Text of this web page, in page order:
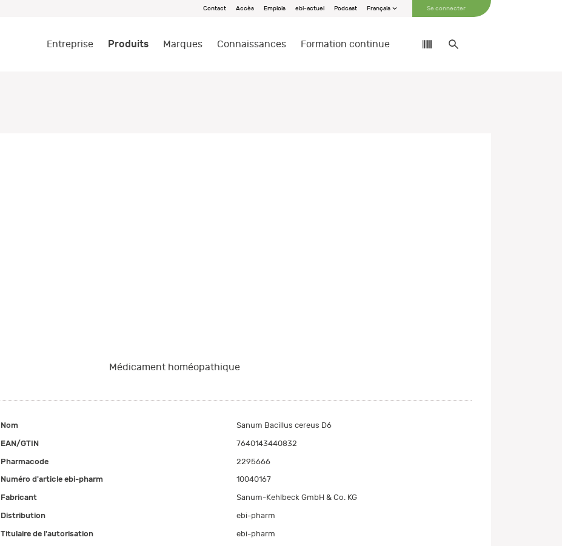
Contact Accès Emplois ebi-actuel Podcast Français Se connecter
Entreprise Produits Marques Connaissances Formation continue
Médicament homéopathique
Nom
Sanum Bacillus cereus D6
EAN/GTIN
7640143440832
Pharmacode
2295666
Numéro d'article ebi-pharm
10040167
Fabricant
Sanum-Kehlbeck GmbH & Co. KG
Distribution
ebi-pharm
Titulaire de l'autorisation
ebi-pharm